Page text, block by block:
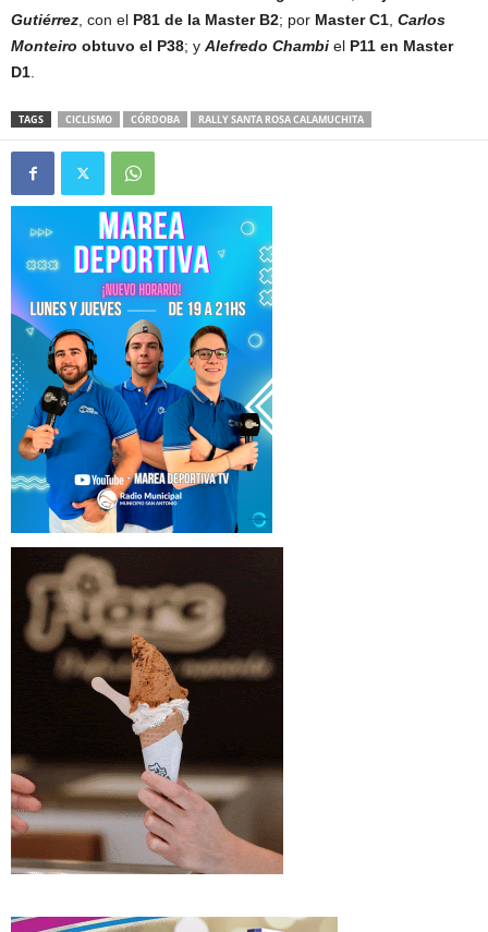
Gutiérrez , con el P81 de la Master B2; por Master C1 Carlos
Monteiro obtuvo el P38; y Alefredo Chambi el P11 en Master
D1
TAGS CICLISMO CÓRDOBA RALLY SANTA ROSA CALAMUCHITA